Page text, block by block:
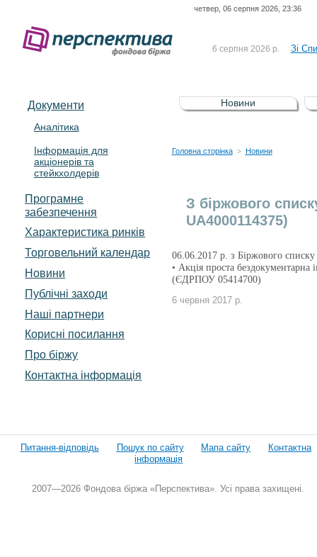
четвер, 06 серпня 2026, 23:36
6 серпня 2026 р. Зі
5 серпня 2026 р.
Зі
UA4000232607)
4 серпня 2026 р.
Документи
Аналітика
Інформація для
акціонерів та
стейкхолдерів
Програмне
забезпечення
Характеристика pинків
Торговельний календар
Новини
Публічні заходи
Наші партнери
Корисні посилання
Про біржу
Контактна інформація
Новини
Головна сторінка > Новини
З біржового
UA4000114375)
06.06.2017 р. з Біржового
• Акція проста
(ЄДРПОУ 05414700)
6 червня 2017 р.
Питання-відповідь Пошук по сайту Мапа сайту
Контактна
інформація
2007—2026 Фондова біржа «Перспектива». Усі права захищені.